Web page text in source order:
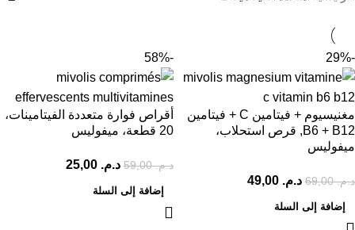
-29%
مغنيسيوم + فيتامين C + فيتامين
B6 + B12, قرص استحلاب،
ميفوليس
د.م.69,00 د.م.
إضافة إلى السلة
-58%
أقراص فوارة متعددة الفيتامينات،
20 قطعة، ميفوليس
د.م.59,00 د.م.
إضافة إلى السلة